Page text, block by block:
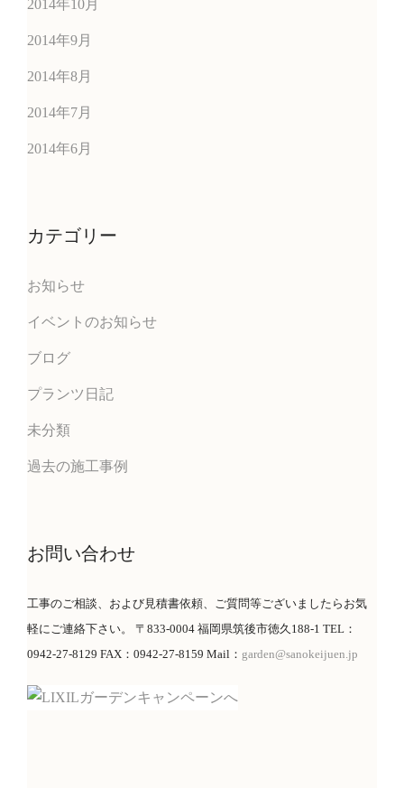
2014年10月
2014年9月
2014年8月
2014年7月
2014年6月
カテゴリー
お知らせ
イベントのお知らせ
ブログ
プランツ日記
未分類
過去の施工事例
お問い合わせ
工事のご相談、および見積書依頼、ご質問等ございましたらお気
軽にご連絡下さい。 〒833-0004 福岡県筑後市徳久188-1 TEL：
0942-27-8129 FAX：0942-27-8159 Mail： garden@sanokeijuen.jp